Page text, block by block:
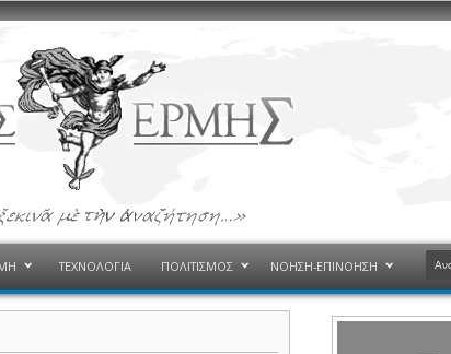
ΤΕΧΝΟΛΟΓΙΑ ΠΟΛΙΤΙΣΜΟΣ ΝΟΗΣΗ-ΕΠΙΝΟΗΣΗ